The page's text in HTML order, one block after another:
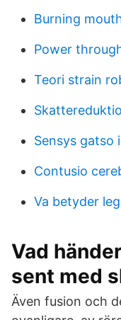
Burning
Power
Teori strain
Sensys gatso
Contusio
Va betyder
Vad
sent med
Även fusion och